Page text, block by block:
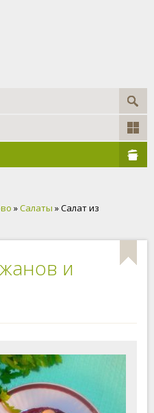
»Салаты » Салат из
и